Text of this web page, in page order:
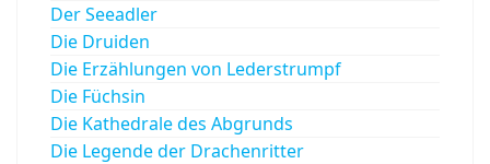
Der Seeadler
Die Druiden
Die Erzählungen von Lederstrumpf
Die Füchsin
Die Kathedrale des Abgrunds
Die Legende der Drachenritter